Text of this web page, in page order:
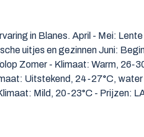
in Blanes. April - Mei:
uitjes en gezinnen Juni:
Zomer - Klimaat: Warm, 26-
Uitstekend, 24-27°C,
Mild, 20-23°C - Prijzen: